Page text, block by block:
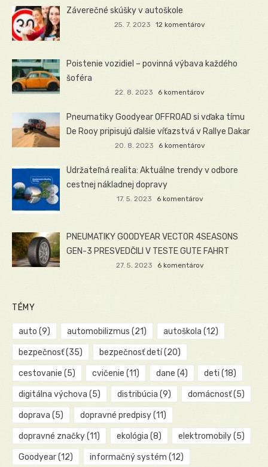
Záverečné skúšky v autoškole
25. 7. 2023 12 komentárov
Poistenie vozidiel – povinná výbava každého
šoféra
22. 8. 2023 6 komentárov
Pneumatiky Goodyear OFFROAD si vďaka tímu
De Rooy pripisujú ďalšie víťazstvá v Rallye Dakar
20. 8. 2023 6 komentárov
Udržateľná realita: Aktuálne trendy v odbore
cestnej nákladnej dopravy
17. 5. 2023 6 komentárov
PNEUMATIKY GOODYEAR VECTOR 4SEASONS
GEN-3 PRESVEDČILI V TESTE GUTE FAHRT
27. 5. 2023 6 komentárov
TÉMY
auto (9) automobilizmus (21) autoškola (12)
bezpečnosť(35) bezpečnosť detí(20)
cestovanie (5) cvičenie (11) dane (4) deti (18)
digitálna výchova (5) distribúcia (9) domácnosť(5)
doprava (5) dopravné predpisy(11)
dopravné značky(11) ekológia (8) elektromobily(5)
Goodyear(12) informačný systém (12)